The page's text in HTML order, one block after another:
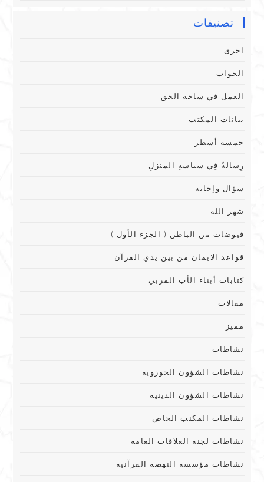
تصنيفات
اخرى
الجواب
العمل في ساحة الحق
بيانات المكتب
خمسة أسطر
رِسالةٌ فِي سياسةِ المنزلِ
سؤال وإجابة
شهر الله
فيوضات من الباطن ( الجزء الأول )
قواعد الايمان من بين يدي القرآن
كتابات أبناء الأب المربي
مقالات
مميز
نشاطات
نشاطات الشؤون الحوزوية
نشاطات الشؤون الدينية
نشاطات المكنب الخاص
نشاطات لجنة العلاقات العامة
نشاطات مؤسسة النهضة القرآنية